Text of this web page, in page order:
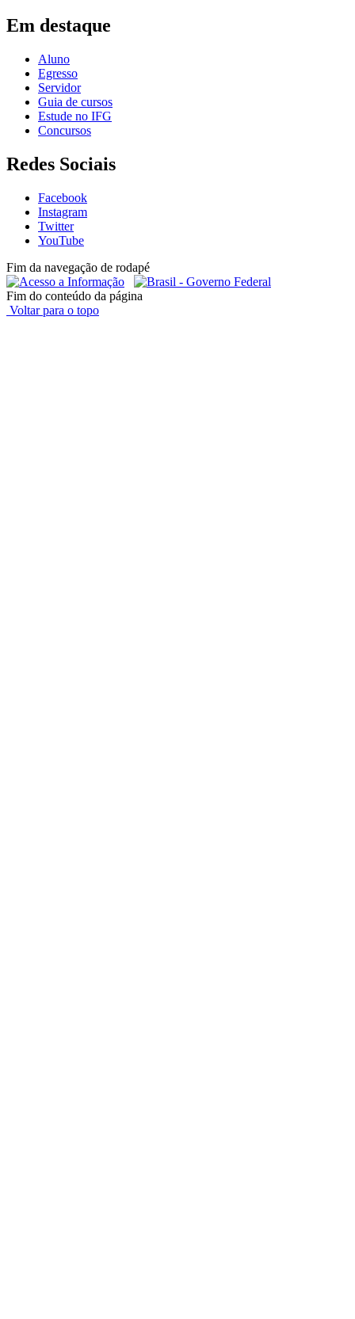
Em destaque
Aluno
Egresso
Servidor
Guia de cursos
Estude no IFG
Concursos
Redes Sociais
Facebook
Instagram
Twitter
YouTube
Fim da navegação de rodapé
Fim do conteúdo da página
Voltar para o topo